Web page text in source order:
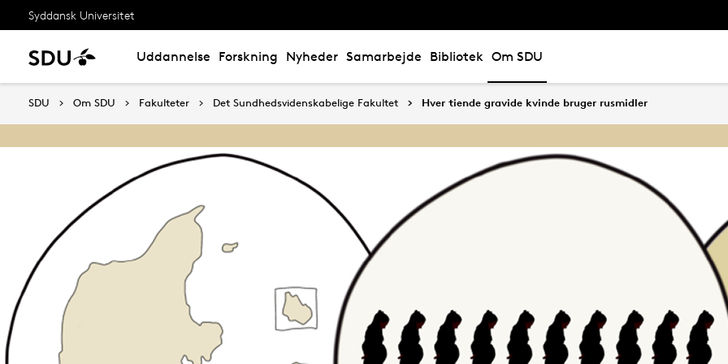
Syddansk Universitet
Uddannelse Forskning Nyheder Samarbejde Bibliotek Om SDU
SDU Om SDU Fakulteter Det Sundhedsvidenskabelige Fakultet Hver tiende gravide kvinde bruger rusmidler